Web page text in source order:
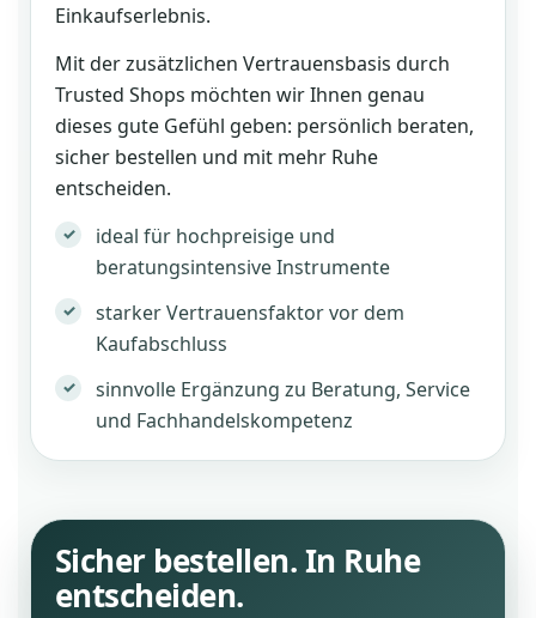
Einkaufserlebnis.
Mit der zusätzlichen Vertrauensbasis durch
Trusted Shops möchten wir Ihnen genau
dieses gute Gefühl geben: persönlich beraten,
sicher bestellen und mit mehr Ruhe
entscheiden.
ideal für hochpreisige und
beratungsintensive Instrumente
starker Vertrauensfaktor vor dem
Kaufabschluss
sinnvolle Ergänzung zu Beratung, Service
und Fachhandelskompetenz
Sicher bestellen. In Ruhe
entscheiden.